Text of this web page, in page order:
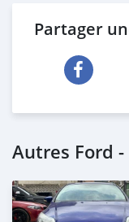
Partager
Autres Ford